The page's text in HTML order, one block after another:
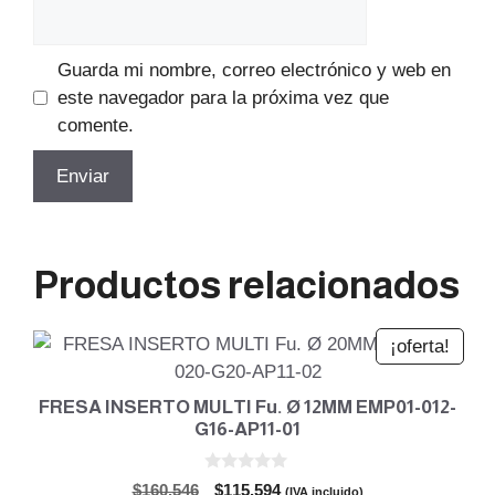
Guarda mi nombre, correo electrónico y web en
este navegador para la próxima vez que
comente.
Productos relacionados
¡oferta!
FRESA INSERTO MULTI Fu. Ø 12MM EMP01-012-
G16-AP11-01
$160.546 El
$115.594El(IVA incluido)